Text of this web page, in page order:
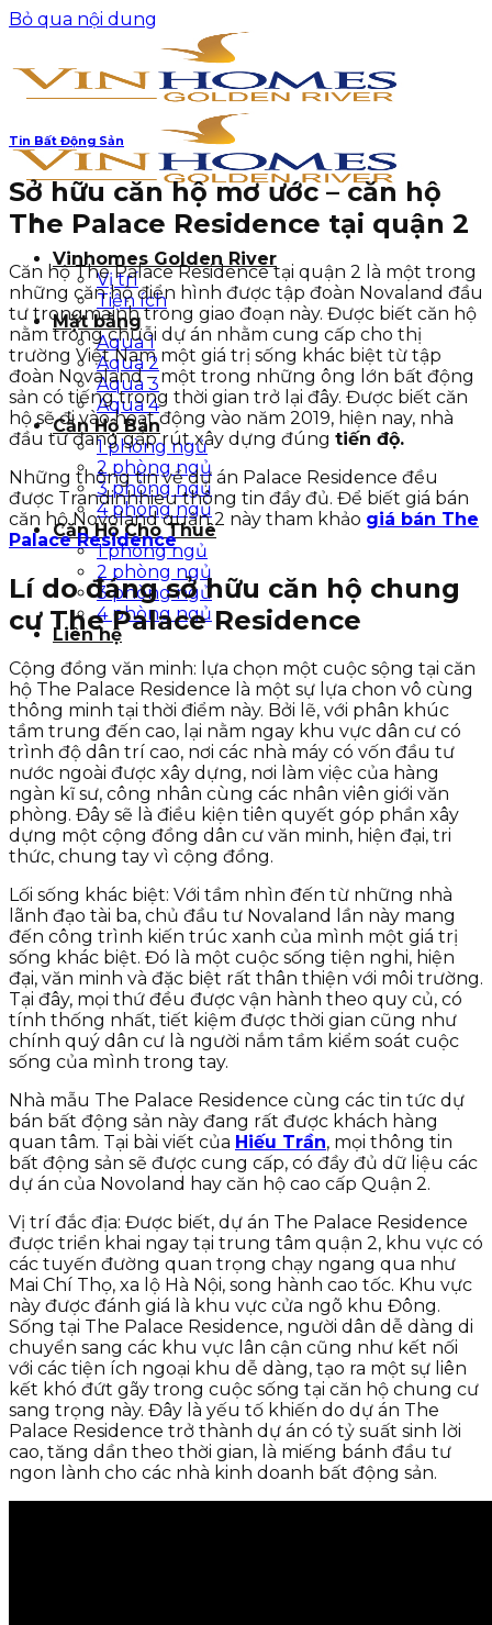
Bỏ qua nội dung
Vinhomes Golden River
Vị trí
Tiện ích
Mặt bằng
Aqua 1
Aqua 2
Aqua 3
Aqua 4
Căn Hộ Bán
1 phòng ngủ
2 phòng ngủ
3 phòng ngủ
4 phòng ngủ
Căn Hộ Cho Thuê
1 phòng ngủ
2 phòng ngủ
3 phòng ngủ
4 phòng ngủ
Liên hệ
Tin Bất Động Sản
Sở hữu căn hộ mơ ước – căn hộ
The Palace Residence tại quận 2
Căn hộ The Palace Residence tại quận 2 là một trong
những căn hộ điển hình được tập đoàn Novaland đầu
tư trongmajnh trong giao đoạn này. Được biết căn hộ
nằm trong chuỗi dự án nhằm cung cấp cho thị
trường Việt Nam một giá trị sống khác biệt từ tập
đoàn Novaland – một trong những ông lớn bất động
sản có tiếng trong thời gian trở lại đây. Được biết căn
hộ sẽ đi vào hoạt động vào năm 2019, hiện nay, nhà
đầu tư đang gấp rút xây dựng đúng tiến độ.
Những thông tin về dự án Palace Residence đều
được Trandinhhieu thông tin đầy đủ. Để biết giá bán
căn hộ Novoland quận 2 này tham khảo giá bán The
Palace Residence
Lí do đáng sở hữu căn hộ chung
cư The Palace Residence
Cộng đồng văn minh: lựa chọn một cuộc sộng tại căn
hộ The Palace Residence là một sự lựa chon vô cùng
thông minh tại thời điểm này. Bởi lẽ, với phân khúc
tầm trung đến cao, lại nằm ngay khu vực dân cư có
trình độ dân trí cao, nơi các nhà máy có vốn đầu tư
nước ngoài được xây dựng, nơi làm việc của hàng
ngàn kĩ sư, công nhân cùng các nhân viên giới văn
phòng. Đây sẽ là điều kiện tiên quyết góp phần xây
dựng một cộng đồng dân cư văn minh, hiện đại, tri
thức, chung tay vì cộng đồng.
Lối sống khác biệt: Với tầm nhìn đến từ những nhà
lãnh đạo tài ba, chủ đầu tư Novaland lần này mang
đến công trình kiến trúc xanh của mình một giá trị
sống khác biệt. Đó là một cuộc sống tiện nghi, hiện
đại, văn minh và đặc biệt rất thân thiện với môi trường.
Tại đây, mọi thứ đều được vận hành theo quy củ, có
tính thống nhất, tiết kiệm được thời gian cũng như
chính quý dân cư là người nắm tầm kiểm soát cuộc
sống của mình trong tay.
Nhà mẫu The Palace Residence cùng các tin tức dự
bán bất động sản này đang rất được khách hàng
quan tâm. Tại bài viết của Hiếu Trần, mọi thông tin
bất động sản sẽ được cung cấp, có đầy đủ dữ liệu các
dự án của Novoland hay căn hộ cao cấp Quận 2.
Vị trí đắc địa: Được biết, dự án The Palace Residence
được triển khai ngay tại trung tâm quận 2, khu vực có
các tuyến đường quan trọng chạy ngang qua như
Mai Chí Thọ, xa lộ Hà Nội, song hành cao tốc. Khu vực
này được đánh giá là khu vực cửa ngõ khu Đông.
Sống tại The Palace Residence, người dân dễ dàng di
chuyển sang các khu vực lân cận cũng như kết nối
với các tiện ích ngoại khu dễ dàng, tạo ra một sự liên
kết khó đứt gãy trong cuộc sống tại căn hộ chung cư
sang trọng này. Đây là yếu tố khiến do dự án The
Palace Residence trở thành dự án có tỷ suất sinh lời
cao, tăng dần theo thời gian, là miếng bánh đầu tư
ngon lành cho các nhà kinh doanh bất động sản.